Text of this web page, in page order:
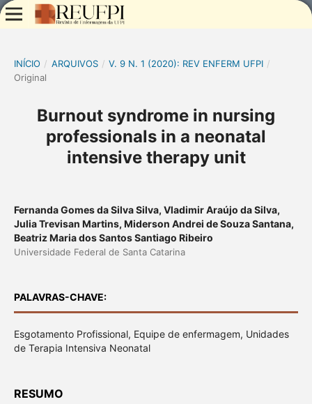
INÍCIO / ARQUIVOS / V. 9 N. 1 (2020): REV ENFERM UFPI /
Original
Burnout syndrome in nursing
professionals in a neonatal
intensive therapy unit
Fernanda Gomes da Silva Silva, Vladimir Araújo da Silva,
Julia Trevisan Martins, Miderson Andrei de Souza Santana,
Beatriz Maria dos Santos Santiago Ribeiro
Universidade Federal de Santa Catarina
PALAVRAS-CHAVE:
Esgotamento Profissional, Equipe de enfermagem, Unidades
de Terapia Intensiva Neonatal
RESUMO